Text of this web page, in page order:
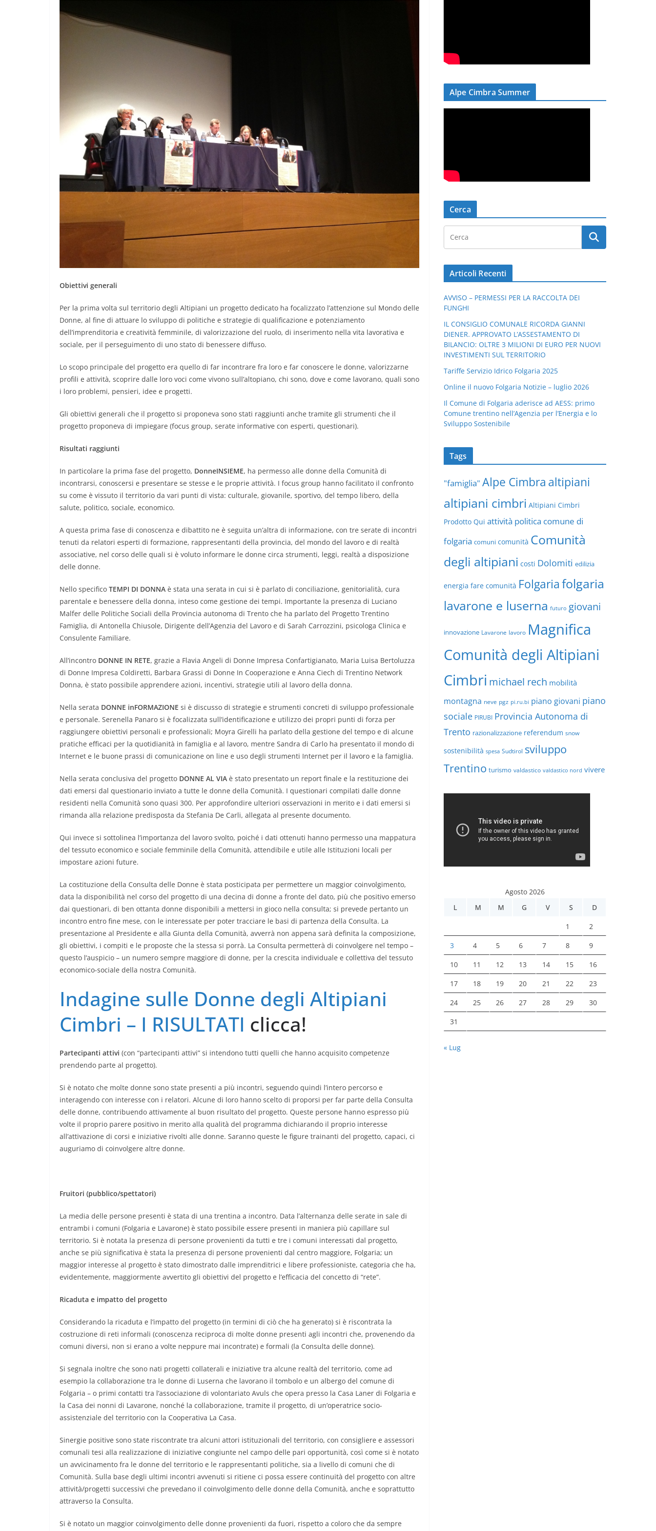
Obiettivi generali
Per la prima volta sul territorio degli Altipiani un progetto dedicato ha focalizzato l’attenzione sul Mondo delle
Donne, al fine di attuare lo sviluppo di politiche e strategie di qualificazione e potenziamento
dell’imprenditoria e creatività femminile, di valorizzazione del ruolo, di inserimento nella vita lavorativa e
sociale, per il perseguimento di uno stato di benessere diffuso.
Lo scopo principale del progetto era quello di far incontrare fra loro e far conoscere le donne, valorizzarne
profili e attività, scoprire dalle loro voci come vivono sull’altopiano, chi sono, dove e come lavorano, quali sono
i loro problemi, pensieri, idee e progetti.
Gli obiettivi generali che il progetto si proponeva sono stati raggiunti anche tramite gli strumenti che il
progetto proponeva di impiegare (focus group, serate informative con esperti, questionari).
Risultati raggiunti
In particolare la prima fase del progetto, DonneINSIEME, ha permesso alle donne della Comunità di
incontrarsi, conoscersi e presentare se stesse e le proprie attività. I focus group hanno facilitato il confronto
su come è vissuto il territorio da vari punti di vista: culturale, giovanile, sportivo, del tempo libero, della
salute, politico, sociale, economico.
A questa prima fase di conoscenza e dibattito ne è seguita un’altra di informazione, con tre serate di incontri
tenuti da relatori esperti di formazione, rappresentanti della provincia, del mondo del lavoro e di realtà
associative, nel corso delle quali si è voluto informare le donne circa strumenti, leggi, realtà a disposizione
delle donne.
Nello specifico TEMPI DI DONNA è stata una serata in cui si è parlato di conciliazione, genitorialità, cura
parentale e benessere della donna, inteso come gestione dei tempi. Importante la presenza di Luciano
Malfer delle Politiche Sociali della Provincia autonoma di Trento che ha parlato del Progetto Trentino
Famiglia, di Antonella Chiusole, Dirigente dell’Agenzia del Lavoro e di Sarah Carrozzini, psicologa Clinica e
Consulente Familiare.
All’incontro DONNE IN RETE, grazie a Flavia Angeli di Donne Impresa Confartigianato, Maria Luisa Bertoluzza
di Donne Impresa Coldiretti, Barbara Grassi di Donne In Cooperazione e Anna Ciech di Trentino Network
Donna, è stato possibile apprendere azioni, incentivi, strategie utili al lavoro della donna.
Nella serata DONNE inFORMAZIONE si è discusso di strategie e strumenti concreti di sviluppo professionale
e personale. Serenella Panaro si è focalizzata sull’identificazione e utilizzo dei propri punti di forza per
raggiungere obiettivi personali e professionali; Moyra Girelli ha parlato della gestione del tempo e di alcune
pratiche efficaci per la quotidianità in famiglia e al lavoro, mentre Sandra di Carlo ha presentato il mondo di
Internet e le buone prassi di comunicazione on line e uso degli strumenti Internet per il lavoro e la famiglia.
Nella serata conclusiva del progetto DONNE AL VIA è stato presentato un report finale e la restituzione dei
dati emersi dal questionario inviato a tutte le donne della Comunità. I questionari compilati dalle donne
residenti nella Comunità sono quasi 300. Per approfondire ulteriori osservazioni in merito e i dati emersi si
rimanda alla relazione predisposta da Stefania De Carli, allegata al presente documento.
Qui invece si sottolinea l’importanza del lavoro svolto, poiché i dati ottenuti hanno permesso una mappatura
del tessuto economico e sociale femminile della Comunità, attendibile e utile alle Istituzioni locali per
impostare azioni future.
La costituzione della Consulta delle Donne è stata posticipata per permettere un maggior coinvolgimento,
data la disponibilità nel corso del progetto di una decina di donne a fronte del dato, più che positivo emerso
dai questionari, di ben ottanta donne disponibili a mettersi in gioco nella consulta; si prevede pertanto un
incontro entro fine mese, con le interessate per poter tracciare le basi di partenza della Consulta. La
presentazione al Presidente e alla Giunta della Comunità, avverrà non appena sarà definita la composizione,
gli obiettivi, i compiti e le proposte che la stessa si porrà. La Consulta permetterà di coinvolgere nel tempo –
questo l’auspicio – un numero sempre maggiore di donne, per la crescita individuale e collettiva del tessuto
economico-sociale della nostra Comunità.
Indagine sulle Donne degli Altipiani
Cimbri – I RISULTATI clicca!
Partecipanti attivi (con “partecipanti attivi” si intendono tutti quelli che hanno acquisito competenze
prendendo parte al progetto).
Si è notato che molte donne sono state presenti a più incontri, seguendo quindi l’intero percorso e
interagendo con interesse con i relatori. Alcune di loro hanno scelto di proporsi per far parte della Consulta
delle donne, contribuendo attivamente al buon risultato del progetto. Queste persone hanno espresso più
volte il proprio parere positivo in merito alla qualità del programma dichiarando il proprio interesse
all’attivazione di corsi e iniziative rivolti alle donne. Saranno queste le figure trainanti del progetto, capaci, ci
auguriamo di coinvolgere altre donne.
Fruitori (pubblico/spettatori)
La media delle persone presenti è stata di una trentina a incontro. Data l’alternanza delle serate in sale di
entrambi i comuni (Folgaria e Lavarone) è stato possibile essere presenti in maniera più capillare sul
territorio. Si è notata la presenza di persone provenienti da tutti e tre i comuni interessati dal progetto,
anche se più significativa è stata la presenza di persone provenienti dal centro maggiore, Folgaria; un
maggior interesse al progetto è stato dimostrato dalle imprenditrici e libere professioniste, categoria che ha,
evidentemente, maggiormente avvertito gli obiettivi del progetto e l’efficacia del concetto di “rete”.
Ricaduta e impatto del progetto
Considerando la ricaduta e l’impatto del progetto (in termini di ciò che ha generato) si è riscontrata la
costruzione di reti informali (conoscenza reciproca di molte donne presenti agli incontri che, provenendo da
comuni diversi, non si erano a volte neppure mai incontrate) e formali (la Consulta delle donne).
Si segnala inoltre che sono nati progetti collaterali e iniziative tra alcune realtà del territorio, come ad
esempio la collaborazione tra le donne di Luserna che lavorano il tombolo e un albergo del comune di
Folgaria – o primi contatti tra l’associazione di volontariato Avuls che opera presso la Casa Laner di Folgaria e
la Casa dei nonni di Lavarone, nonché la collaborazione, tramite il progetto, di un’operatrice socio-
assistenziale del territorio con la Cooperativa La Casa.
Sinergie positive sono state riscontrate tra alcuni attori istituzionali del territorio, con consigliere e assessori
comunali tesi alla realizzazione di iniziative congiunte nel campo delle pari opportunità, così come si è notato
un avvicinamento fra le donne del territorio e le rappresentanti politiche, sia a livello di comuni che di
Comunità. Sulla base degli ultimi incontri avvenuti si ritiene ci possa essere continuità del progetto con altre
attività/progetti successivi che prevedano il coinvolgimento delle donne della Comunità, anche e soprattutto
attraverso la Consulta.
Si è notato un maggior coinvolgimento delle donne provenienti da fuori, rispetto a coloro che da sempre
Alpe Cimbra Summer
Cerca
Articoli Recenti
AVVISO – PERMESSI PER LA RACCOLTA DEI
FUNGHI
IL CONSIGLIO COMUNALE RICORDA GIANNI
DIENER. APPROVATO L’ASSESTAMENTO DI
BILANCIO: OLTRE 3 MILIONI DI EURO PER NUOVI
INVESTIMENTI SUL TERRITORIO
Tariffe Servizio Idrico Folgaria 2025
Online il nuovo Folgaria Notizie – luglio 2026
Il Comune di Folgaria aderisce ad AESS: primo
Comune trentino nell’Agenzia per l’Energia e lo
Sviluppo Sostenibile
Tags
"famiglia" Alpe Cimbra altipiani
altipiani cimbri Altipiani Cimbri
Prodotto Qui attività politica comune di
folgaria comuni comunità Comunità
degli altipiani costi Dolomiti edilizia
energia fare comunità Folgariafolgaria
lavarone e luserna futuro giovani
innovazione Lavarone lavoro Magnifica
Comunità degli Altipiani
Cimbri michael rech mobilità
montagna neve pgz pi.ru.bi piano giovani piano
sociale PIRUBI Provincia Autonoma di
Trento razionalizzazione referendum snow
sostenibilità spesa Sudtirol sviluppo
Trentino turismo valdastico valdastico nord vivere
Agosto 2026
L
M M G V S D
1 2
3 4 5 6 7 8 9
10 11 12 13 14 15 16
17 18 19 20 21 22 23
24 25 26 27 28 29 30
31
« Lug